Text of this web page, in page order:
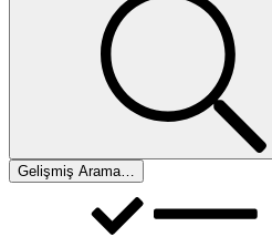
Gelişmiş Arama…